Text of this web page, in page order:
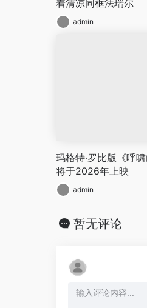
着清凉同框法瑞尔
admin
玛格特·罗比版《呼
将于2026年上映
admin
暂无评论